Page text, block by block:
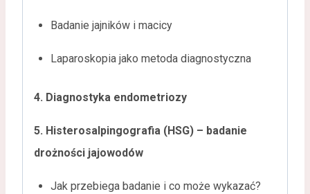
Badanie jajników i macicy
Laparoskopia jako metoda diagnostyczna
4. Diagnostyka endometriozy
5. Histerosalpingografia (HSG) – badanie
drożności jajowodów
Jak przebiega badanie i co może wykazać?